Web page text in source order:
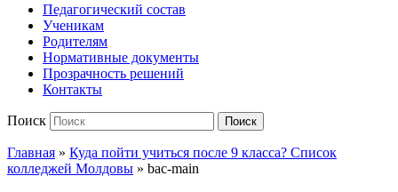
Педагогический состав
Ученикам
Родителям
Нормативные документы
Прозрачность решений
Контакты
Поиск Поиск
Главная » Куда пойти учиться после 9 класса? Список
колледжей Молдовы » bac-main